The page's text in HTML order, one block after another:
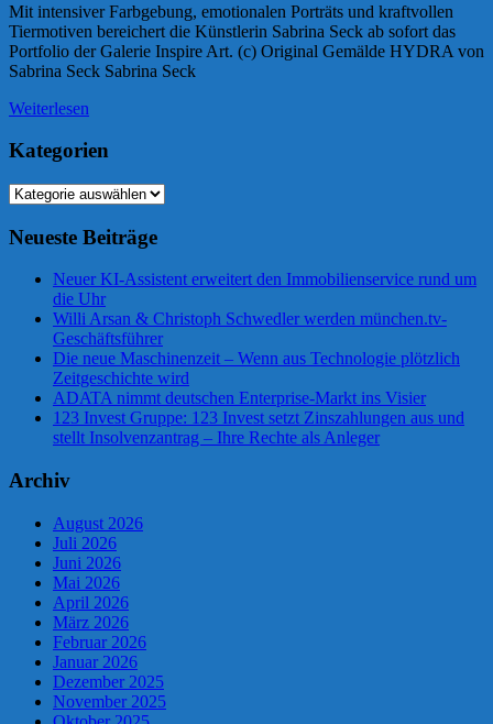
Mit intensiver Farbgebung, emotionalen Porträts und kraftvollen
Tiermotiven bereichert die Künstlerin Sabrina Seck ab sofort das
Portfolio der Galerie Inspire Art. (c) Original Gemälde HYDRA von
Sabrina Seck Sabrina Seck
Weiterlesen
Kategorien
Kategorien
Neueste Beiträge
Neuer KI-Assistent erweitert den Immobilienservice rund um
die Uhr
Willi Arsan & Christoph Schwedler werden münchen.tv-
Geschäftsführer
Die neue Maschinenzeit – Wenn aus Technologie plötzlich
Zeitgeschichte wird
ADATA nimmt deutschen Enterprise-Markt ins Visier
123 Invest Gruppe: 123 Invest setzt Zinszahlungen aus und
stellt Insolvenzantrag – Ihre Rechte als Anleger
Archiv
August 2026
Juli 2026
Juni 2026
Mai 2026
April 2026
März 2026
Februar 2026
Januar 2026
Dezember 2025
November 2025